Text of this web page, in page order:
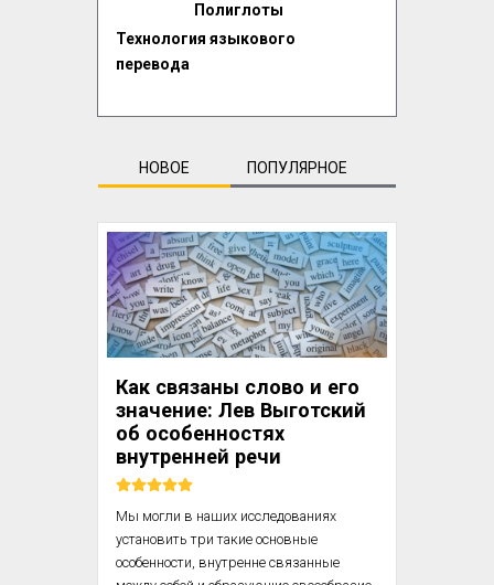
Полиглоты
Технология языкового
перевода
НОВОЕ ПОПУЛЯРНОЕ
Как связаны слово и его
значение: Лев Выготский
об особенностях
внутренней речи
Мы могли в наших исследованиях
установить три такие основные
особенности, внутренне связанные